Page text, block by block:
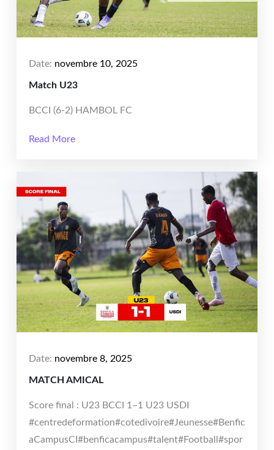
Date: novembre 10, 2025
Match U23
BCCI (6-2) HAMBOL FC
Read More
Date: novembre 8, 2025
MATCH AMICAL
Score final : U23 BCCI 1–1 U23 USDI
#centredeformation#cotedivoire#Jeunesse#Benfic
aCampusCI#benficacampus#talent#Football#spor